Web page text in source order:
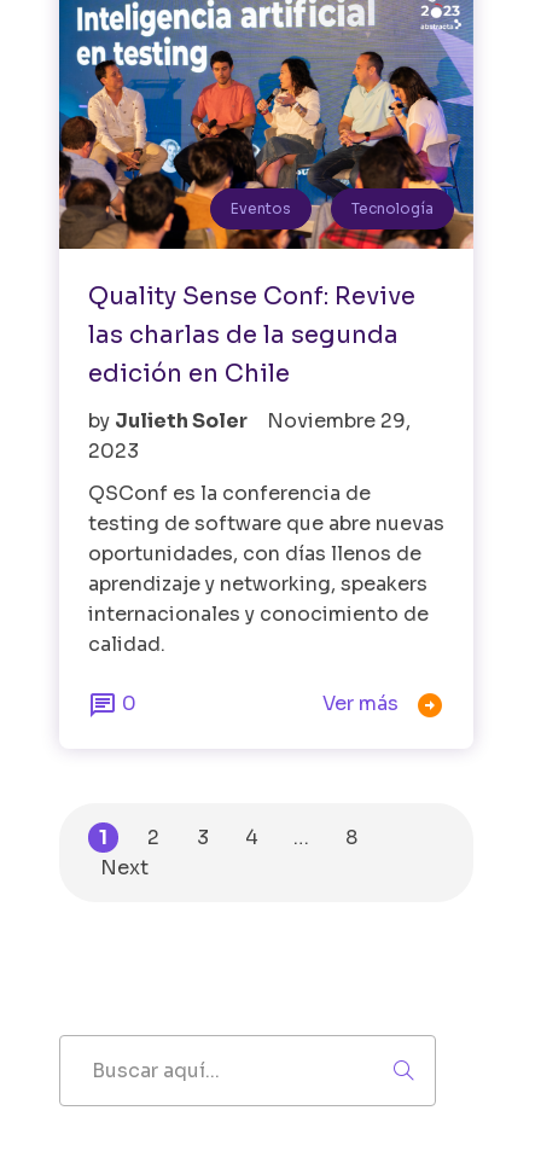
Eventos Tecnología
Quality Sense Conf: Revive
las charlas de la segunda
edición en Chile
by Julieth Soler
Noviembre 29,
2023
QSConf es la conferencia de
testing de software que abre nuevas
oportunidades, con días llenos de
aprendizaje y networking, speakers
internacionales y conocimiento de
calidad.
 0 Ver más 
1 2 3 4 …
8
Next